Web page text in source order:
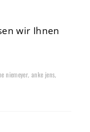
wir Ihnen
niemeyer, anke jens,